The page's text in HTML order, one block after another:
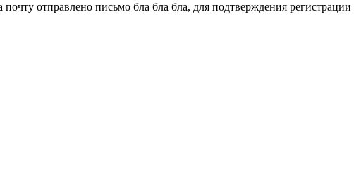
отправлено письмо бла бла бла, для подтверждения